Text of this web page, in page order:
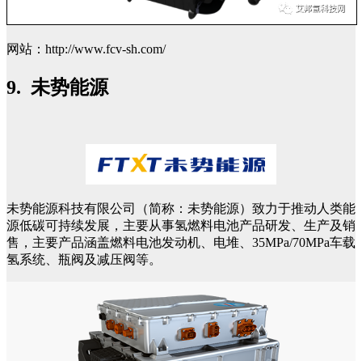
网站：http://www.fcv-sh.com/
9. 未势能源
未势能源科技有限公司（简称：未势能源）致力于推动人类能
源低碳可持续发展，主要从事氢燃料电池产品研发、生产及销
售，主要产品涵盖燃料电池发动机、电堆、35MPa/70MPa车载
氢系统、瓶阀及减压阀等。